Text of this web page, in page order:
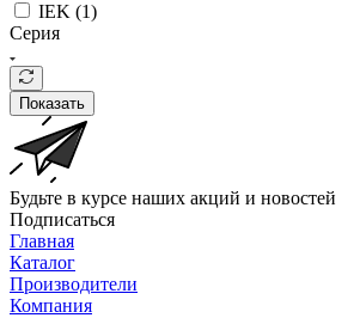
IEK (1)
Серия
Показать
Будьте в курсе наших акций и новостей
Подписаться
Главная
Каталог
Производители
Компания